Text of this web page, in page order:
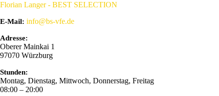
Florian Langer - BEST SELECTION
E-Mail: info@bs-vfe.de
Adresse:
Oberer Mainkai 1
97070 Würzburg
Stunden:
Montag, Dienstag, Mittwoch, Donnerstag, Freitag
08:00 – 20:00